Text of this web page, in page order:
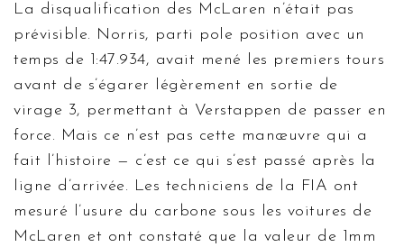
La disqualification des McLaren n’était pas
prévisible. Norris, parti pole position avec un
temps de 1:47.934, avait mené les premiers tours
avant de s’égarer légèrement en sortie de
virage 3, permettant à Verstappen de passer en
force. Mais ce n’est pas cette manœuvre qui a
fait l’histoire — c’est ce qui s’est passé après la
ligne d’arrivée. Les techniciens de la FIA ont
mesuré l’usure du carbone sous les voitures de
McLaren et ont constaté que la valeur de 1mm